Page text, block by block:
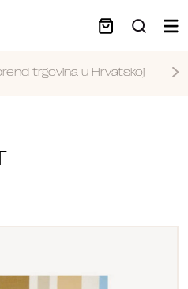
trgovina u Hrvatskoj